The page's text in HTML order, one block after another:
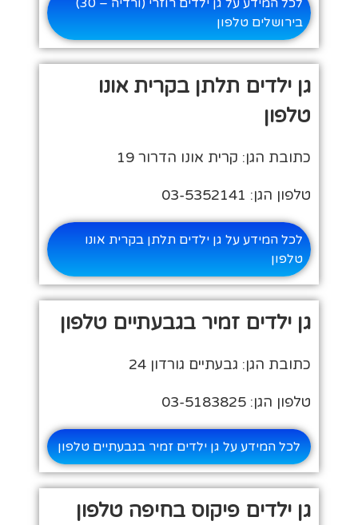
לכל המידע על גן ילדים רוזרי (ורדיה – 30)
בירושלים טלפון
גן ילדים תלתן בקרית אונו
טלפון
כתובת הגן: קרית אונו הדרור 19
טלפון הגן: 03-5352141
לכל המידע על גן ילדים תלתן בקרית אונו
טלפון
גן ילדים זמיר בגבעתיים טלפון
כתובת הגן: גבעתיים גורדון 24
טלפון הגן: 03-5183825
לכל המידע על גן ילדים זמיר בגבעתיים טלפון
גן ילדים פיקוס בחיפה טלפון